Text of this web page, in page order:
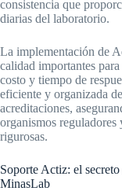
consistencia que
diarias del laboratorio.
La implementación de
calidad importantes
costo y tiempo de
eficiente y organizada
acreditaciones,
organismos
rigurosas.
Soporte Actiz: el
MinasLab